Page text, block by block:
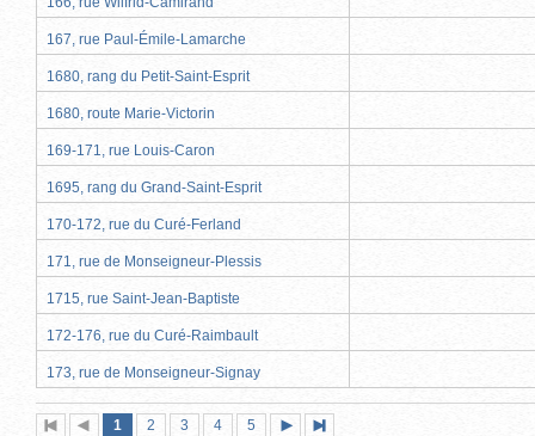
167, rue Paul-Émile-Lamarche
1680, rang du Petit-Saint-Esprit
1680, route Marie-Victorin
169-171, rue Louis-Caron
1695, rang du Grand-Saint-Esprit
170-172, rue du Curé-Ferland
171, rue de Monseigneur-Plessis
1715, rue Saint-Jean-Baptiste
172-176, rue du Curé-Raimbault
173, rue de Monseigneur-Signay
PremièrePage
Page
1 (pagePage
2 Page
3 Page
4 Page
5